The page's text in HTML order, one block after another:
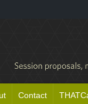
Contact